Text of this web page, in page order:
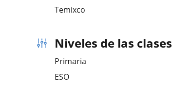
Temixco
Niveles de las clases
Primaria
ESO